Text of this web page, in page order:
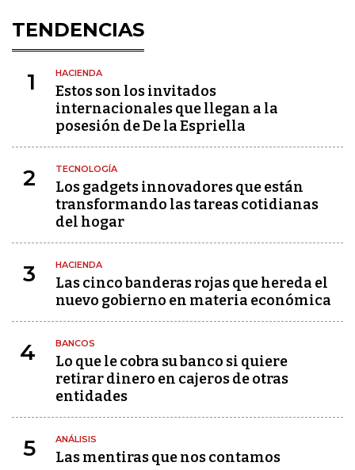
TENDENCIAS
1 HACIENDA
Estos son los invitados
internacionales que llegan a la
posesión de De la Espriella
2 TECNOLOGÍA
Los gadgets innovadores que están
transformando las tareas cotidianas
del hogar
3 HACIENDA
Las cinco banderas rojas que hereda el
nuevo gobierno en materia económica
4 BANCOS
Lo que le cobra su banco si quiere
retirar dinero en cajeros de otras
entidades
5 ANÁLISIS
Las mentiras que nos contamos